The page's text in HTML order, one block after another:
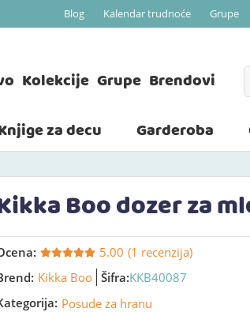
Blog Kalendar trudnoće Grupe
Kolekcije Grupe Brendovi
za decu Garderoba
Boo dozer za
5.00 (1 recenzija)
Kikka Boo Šifra:KKB40087
Posude za hranu